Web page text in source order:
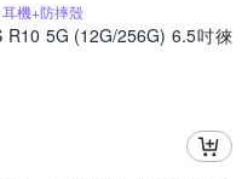
機+防摔殼
R10 5G (12G/256G) 6.5吋徠